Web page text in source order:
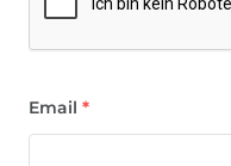
Email *